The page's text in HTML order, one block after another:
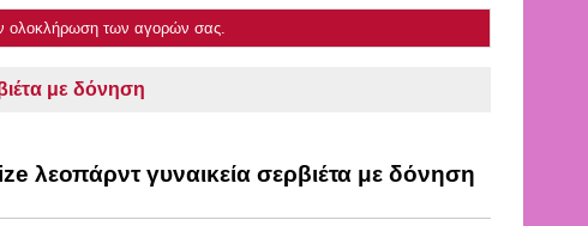
ολοκλήρωση των αγορών σας.
με δόνηση
λεοπάρντ γυναικεία σερβιέτα με δόνηση